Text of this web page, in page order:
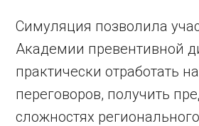
Симуляция позволила
Академии превентивной
практически отработать
переговоров, получить
сложностях регионального